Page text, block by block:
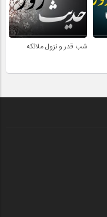
شب قدر و نزول ملائکه